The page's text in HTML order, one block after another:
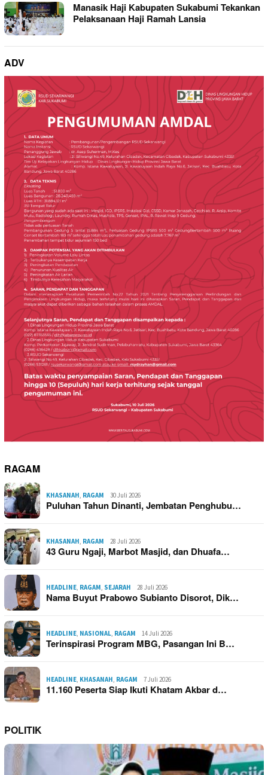
Manasik Haji Kabupaten Sukabumi Tekankan
Pelaksanaan Haji Ramah Lansia
ADV
RAGAM
KHASANAH RAGAM 30 Juli 2026
Puluhan Tahun Dinanti, Jembatan Penghubu…
KHASANAH RAGAM 28 Juli 2026
43 Guru Ngaji, Marbot Masjid, dan Dhuafa…
HEADLINE RAGAM SEJARAH 28 Juli 2026
Nama Buyut Prabowo Subianto Disorot, Dik…
HEADLINE NASIONAL RAGAM 14 Juli 2026
Terinspirasi Program MBG, Pasangan Ini B…
HEADLINE KHASANAH RAGAM 7 Juli 2026
11.160 Peserta Siap Ikuti Khatam Akbar d…
POLITIK